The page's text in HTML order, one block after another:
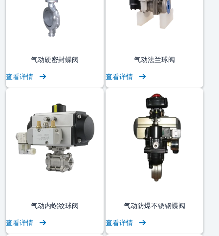
气动硬密封蝶阀
查看详情
气动法兰球阀
查看详情
气动内螺纹球阀
查看详情
气动防爆不锈钢蝶阀
查看详情